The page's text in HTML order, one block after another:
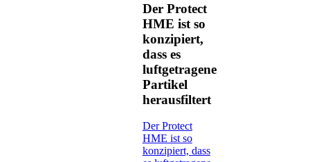
Der Protect
HME ist so
konzipiert,
dass es
luftgetragene
Partikel
herausfiltert
Der Protect
HME ist so
konzipiert, dass